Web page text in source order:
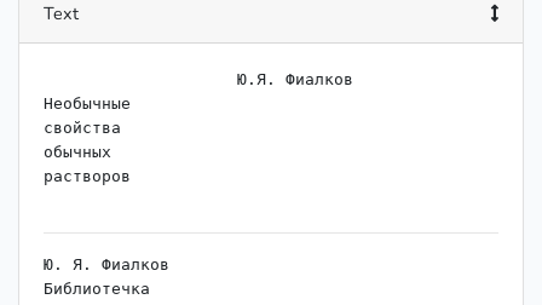
Text
Необычные
свойства
обычных
растворов
Ю. Я. Фиалков
Библиотечка